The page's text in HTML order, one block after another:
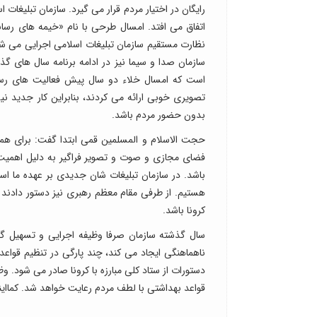
رایگان در اختیار مردم قرار می گیرد. سازمان
اتفاق می افتد. امسال طرحی با نام «خیمه های
نظارت مستقیم سازمان تبلیغات اسلامی اجرایی می
سازمان صدا و سیما نیز در ادامه برنامه سال
است که امسال خلاء دو سال پیش فعالیت های
تصویری خوبی ارائه می کردند، بنابراین کار
بدون حضور مردم باشد.
حجت الاسلام و المسلمین قمی ابتدا گفت: برای
فضای مجازی و صوت و تصویر فراگیر به دلیل
باشد. در سازمان تبلیغات شان جدیدی بر عهده
هستیم. از طرفی مقام معظم رهبری نیز دستور دادند
کرونا باشد.
سال گذشته سازمان صرفا وظیفه اجرایی و تسهیل
ناهماهنگی ایجاد می کند، چند پارگی در تنظیم
دستورات از ستاد کلی مبارزه با کرونا صادر می
قواعد بهداشتی با لطف مردم رعایت خواهد شد.